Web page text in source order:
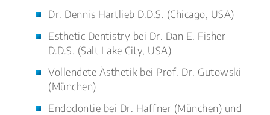
Dr. Dennis Hartlieb D.D.S. (Chicago, USA)
Esthetic Dentistry bei Dr. Dan E. Fisher
D.D.S. (Salt Lake City, USA)
Vollendete Ästhetik bei Prof. Dr. Gutowski
(München)
Endodontie bei Dr. Haffner (München) und